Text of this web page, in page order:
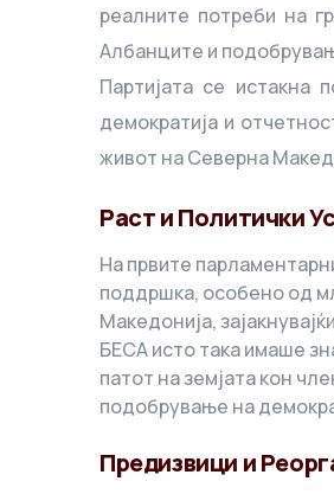
реалните потреби на
Албанците и
Партијата се истакна
демократија и
живот на Северна
Раст и Политички
На првите
поддршка, особено од
Македонија,
БЕСА исто така имаше
патот на земјата кон
подобрување на
Предизвици и